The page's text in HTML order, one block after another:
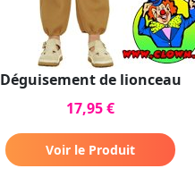
Déguisement de lionceau
17,95 €
Voir le Produit